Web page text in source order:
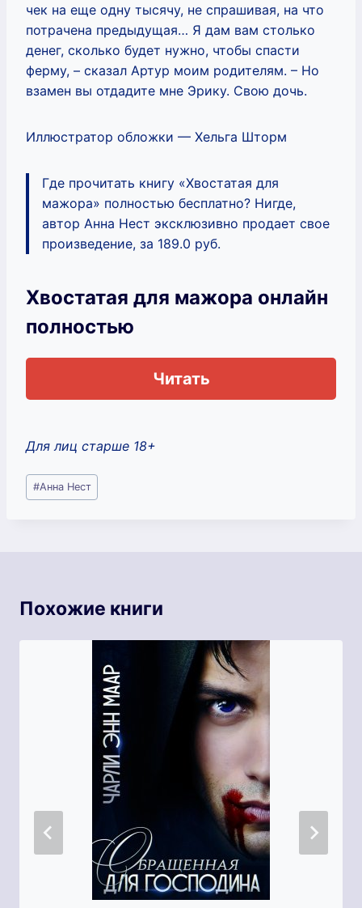
чек на еще одну тысячу, не спрашивая, на что
потрачена предыдущая… Я дам вам столько
денег, сколько будет нужно, чтобы спасти
ферму, – сказал Артур моим родителям. – Но
взамен вы отдадите мне Эрику. Свою дочь.
Иллюстратор обложки — Хельга Шторм
Где прочитать книгу «Хвостатая для
мажора» полностью бесплатно? Нигде,
автор Анна Нест эксклюзивно продает свое
произведение, за 189.0 руб.
Хвостатая для мажора онлайн
полностью
Читать
Для лиц старше 18+
Метки
записи:
#Анна Нест
Похожие книги